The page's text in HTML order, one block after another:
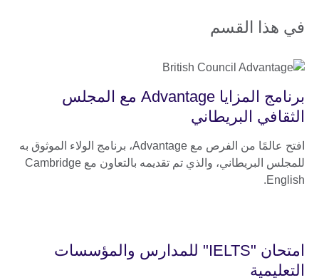
في هذا القسم
برنامج المزايا Advantage مع المجلس
الثقافي البريطاني
افتح عالمًا من الفرص مع Advantage، برنامج الولاء الموثوق به
للمجلس البريطاني، والذي تم تقديمه بالتعاون مع Cambridge
English.
امتحان "IELTS" للمدارس والمؤسسات
التعليمية